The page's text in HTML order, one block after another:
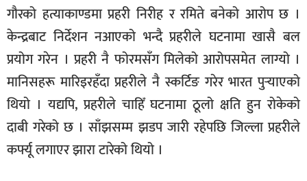
गौरको हत्याकाण्डमा प्रहरी निरीह र रमिते बनेको आरोप छ ।
केन्द्रबाट निर्देशन नआएको भन्दै प्रहरीले घटनामा खासै बल
प्रयोग गरेन । प्रहरी नै फोरमसँग मिलेको आरोपसमेत लाग्यो ।
मानिसहरू मारिइरहँदा प्रहरीले नै स्कर्टिङ गरेर भारत पुर्‍याएको
थियो । यद्यपि, प्रहरीले चाहिँ घटनामा ठूलो क्षति हुन रोकेको
दाबी गरेको छ । साँझसम्म झडप जारी रहेपछि जिल्ला प्रहरीले
कर्फ्यू लगाएर झारा टारेको थियो ।